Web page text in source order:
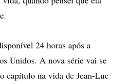
24 horas após a
Unidos. A nova série vai se
capítulo na vida de Jean-Luc